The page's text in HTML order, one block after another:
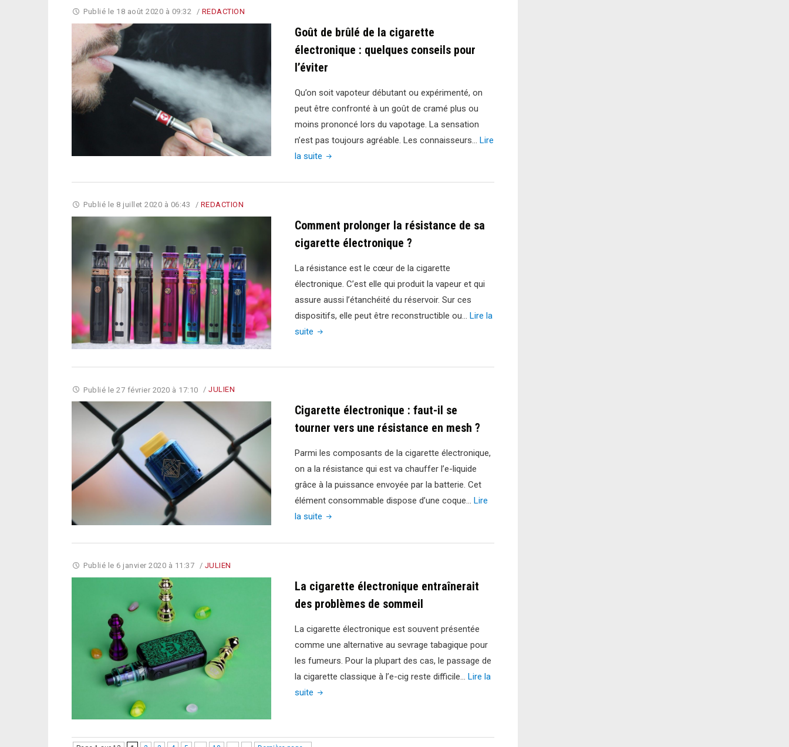
neuf
côté
réglementation
?"
Publié le 18 août 2020 à 09:32 / REDACTION
Goût de brûlé de la cigarette
électronique : quelques conseils pour
l’éviter
Qu’on soit vapoteur débutant ou expérimenté, on
peut être confronté à un goût de cramé plus ou
moins prononcé lors du vapotage. La sensation
n’est pas toujours agréable. Les connaisseurs… Lire
la suite "Goût
cigarette
électronique
:
quelques
conseils
pour
l’éviter"
Publié le 8 juillet 2020 à 06:43 / REDACTION
Comment prolonger la résistance de sa
cigarette électronique ?
La résistance est le cœur de la cigarette
électronique. C’est elle qui produit la vapeur et qui
assure aussi l’étanchéité du réservoir. Sur ces
dispositifs, elle peut être reconstructible ou… Lire la
suite "Comment
sa
cigarette
?"
Publié le 27 février 2020 à 17:10 / JULIEN
Cigarette électronique : faut-il se
tourner vers une résistance en mesh ?
Parmi les composants de la cigarette électronique,
on a la résistance qui est va chauffer l’e-liquide
grâce à la puissance envoyée par la batterie. Cet
élément consommable dispose d’une coque… Lire
la suite "Cigarette
tourner
vers
une
résistance
en
mesh ?"
Publié le 6 janvier 2020 à 11:37 / JULIEN
La cigarette électronique entraînerait
des problèmes de sommeil
La cigarette électronique est souvent présentée
comme une alternative au sevrage tabagique pour
les fumeurs. Pour la plupart des cas, le passage de
la cigarette classique à l’e-cig reste difficile… Lire la
suite "La
entraînerait